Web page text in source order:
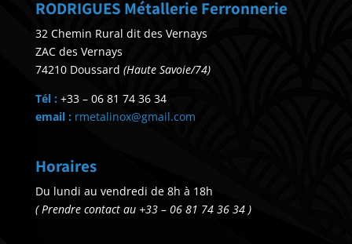
RODRIGUES Métallerie Ferronnerie
32 Chemin Rural dit des Vernays
ZAC des Vernays
74210 Doussard (Haute Savoie/74)
Tél : +33 – 06 81 74 36 34
email : rmetalinox@gmail.com
Horaires
Du lundi au vendredi de 8h à 18h
( Prendre contact au +33 – 06 81 74 36 34 )